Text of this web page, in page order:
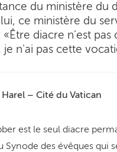
du ministère du
ce ministère du
«Être diacre n'est
je n'ai pas cette
– Cité du Vatican
est le seul diacre
Synode des évêques qui